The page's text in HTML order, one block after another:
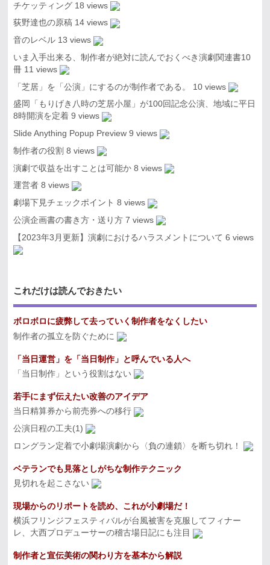
チケッティング 18 views
荻野達也の原稿 14 views
音のレベル 13 views
いま入手出来る、制作者が絶対に読んでおくべき演劇関連書10
冊 11 views
「芝居」を「公演」にするのが制作者である。
10 views
盛岡「もりげき八時の芝居小屋」が100回記念公演、地域に平日
8時開演を定着 9 views
Slide Anything Popup Preview 9 views
制作者の役割 8 views
演劇で収益を出すことは可能か 8 views
運営者 8 views
劇場下見チェックポイント 8 views
公演企画書の書き方・送り方 7 views
【2023年3月更新】演劇におけるハラスメントについて 6 views
これだけは読んでおきたい
ボロボロに疲弊して去っていく制作者をなくしたい
制作者の孤立を防ぐために
「当日運営」を「当日制作」と呼んでいる人へ
「当日制作」という役割はない
若手にまず伝えたい改善のアイデア
当日精算券から前売券への移行
公演日程の工夫(1)
ロングラン定着で小劇場演劇から〈負の連鎖〉を断ち切れ！
ベテランでも見落としがちな制作テクニック
見切れを起こさない
現場からのリポートを読め、これが小劇場だ！
横浜フリンジフェスティバルが台風被害を克服してフィナー
レ、大西プロデューサーの稽古場日記にも注目
制作者と宣伝美術の関わり方を基本から解説